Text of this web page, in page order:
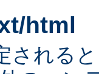
html
される